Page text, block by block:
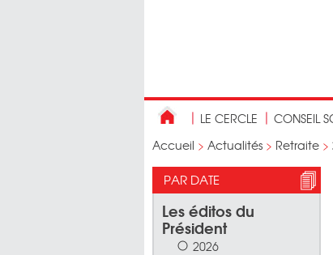
LE CERCLE CONSEIL
Accueil > Actualités > Retraite >
PAR DATE
Les éditos du
Président
2026